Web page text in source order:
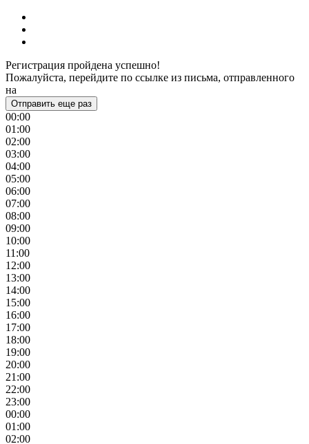
Регистрация пройдена успешно!
Пожалуйста, перейдите по ссылке из письма, отправленного
на
Отправить еще раз
00:00
01:00
02:00
03:00
04:00
05:00
06:00
07:00
08:00
09:00
10:00
11:00
12:00
13:00
14:00
15:00
16:00
17:00
18:00
19:00
20:00
21:00
22:00
23:00
00:00
01:00
02:00